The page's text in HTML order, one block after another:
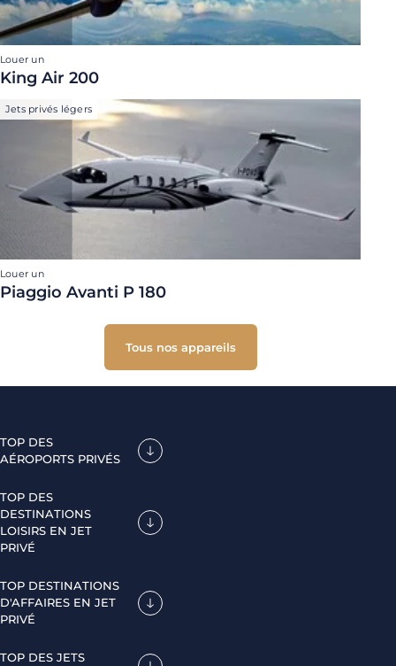
Louer un
King Air 200
Jets privés légers
Louer un
Piaggio Avanti P 180
Tous nos appareils
TOP DES
AÉROPORTS PRIVÉS
TOP DES
DESTINATIONS
LOISIRS EN JET
PRIVÉ
TOP DESTINATIONS
D'AFFAIRES EN JET
PRIVÉ
TOP DES JETS